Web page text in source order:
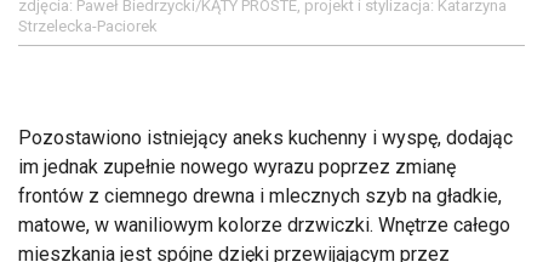
zdjęcia: Paweł Biedrzycki/KĄTY PROSTE, projekt i stylizacja: Katarzyna
Strzelecka-Paciorek
Pozostawiono istniejący aneks kuchenny i wyspę, dodając
im jednak zupełnie nowego wyrazu poprzez zmianę
frontów z ciemnego drewna i mlecznych szyb na gładkie,
matowe, w waniliowym kolorze drzwiczki. Wnętrze całego
mieszkania jest spójne dzięki przewijającym przez